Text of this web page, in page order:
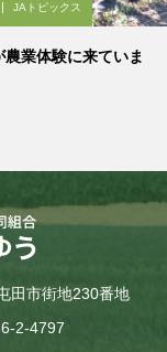
JAトピックス
農業体験に来ていま
田市街地230番地
2-4797